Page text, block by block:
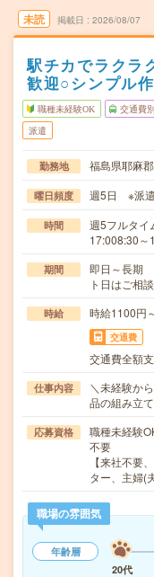
未読 掲載日 2026/08/07
駅チカでラクラ
歓迎○シンプル
職種未経験OK 交通費
派遣
勤務地 福島県耶麻郡
曜日頻度 週5日 ※派
時間
週5フルタイ
17:008:30
期間
即日～長期
ト日はご相
時給 時給1100
交通費
交通費全額
仕事内容
＼未経験か
品の組み立
応募資格
職種未経験
不要
【来社不要
ター、主婦
職場の雰囲気
年齢層
20代